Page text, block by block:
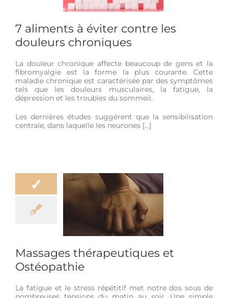
7 aliments à éviter contre les
douleurs chroniques
La douleur chronique affecte beaucoup de gens et la
fibromyalgie est la forme la plus courante. Cette
maladie chronique est caractérisée par des symptômes
tels que les douleurs musculaires, la fatigue, la
dépression et les troubles du sommeil.
Les dernières études suggèrent que la sensibilisation
centrale, dans laquelle les neurones […]
✓
et
Massages thérapeutiques et
Ostéopathie
La fatigue et le stress répétitif met notre dos sous de